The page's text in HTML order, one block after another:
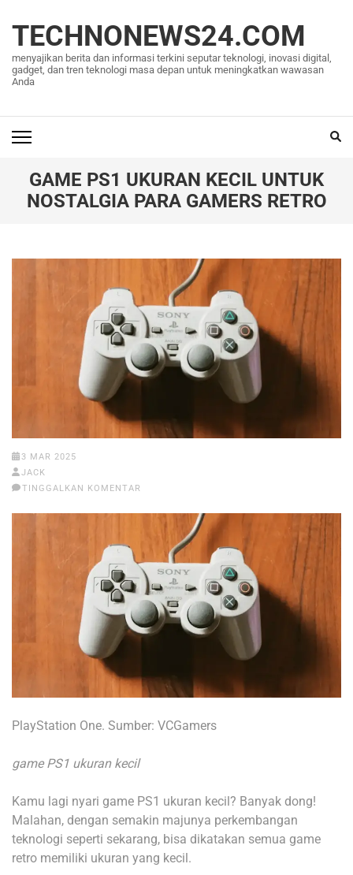
konten
(Tekan
Enter)
TECHNONEWS24.COM
menyajikan berita dan informasi terkini seputar teknologi, inovasi digital,
gadget, dan tren teknologi masa depan untuk meningkatkan wawasan
Anda
GAME PS1 UKURAN KECIL UNTUK
NOSTALGIA PARA GAMERS RETRO
3 MAR 2025
JACK
TINGGALKAN KOMENTAR
PlayStation One. Sumber: VCGamers
game PS1 ukuran kecil
Kamu lagi nyari game PS1 ukuran kecil? Banyak dong!
Malahan, dengan semakin majunya perkembangan
teknologi seperti sekarang, bisa dikatakan semua game
retro memiliki ukuran yang kecil.